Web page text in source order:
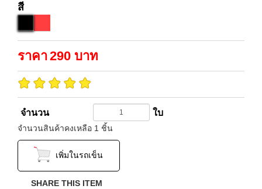
สี
ราคา290 บาท
จำนวน ใบ
จำนวนสินค้าคงเหลือ 1 ชิ้น
เพิ่มในรถเข็น
SHARE THIS ITEM